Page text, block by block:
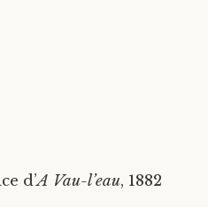
d’A Vau-l’eau, 1882